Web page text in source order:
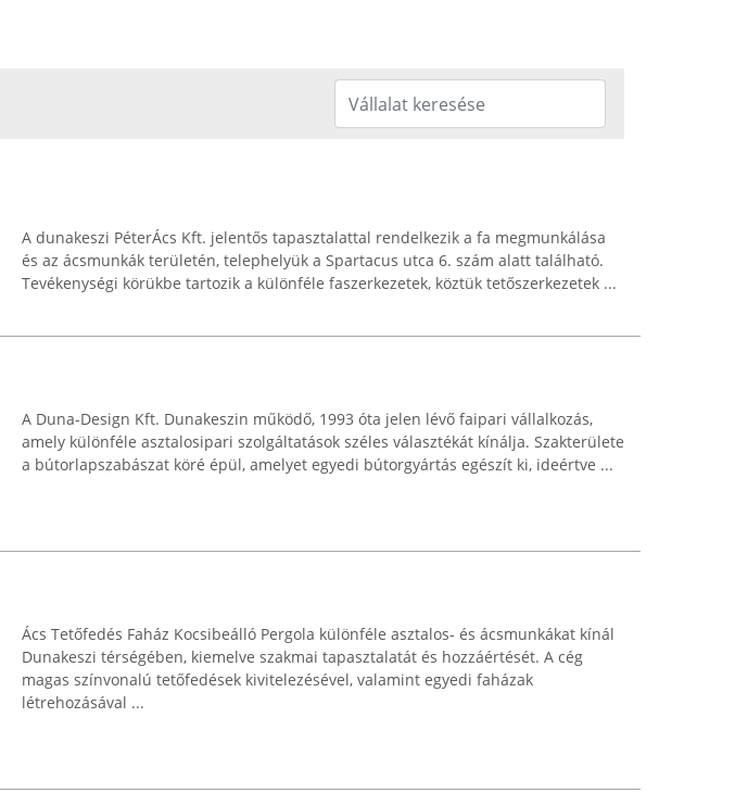
A dunakeszi PéterÁcs Kft. jelentős tapasztalattal rendelkezik a fa megmunkálása
és az ácsmunkák területén, telephelyük a Spartacus utca 6. szám alatt található.
Tevékenységi körükbe tartozik a különféle faszerkezetek, köztük tetőszerkezetek ...
A Duna-Design Kft. Dunakeszin működő, 1993 óta jelen lévő faipari vállalkozás,
amely különféle asztalosipari szolgáltatások széles választékát kínálja. Szakterülete
a bútorlapszabászat köré épül, amelyet egyedi bútorgyártás egészít ki, ideértve ...
Ács Tetőfedés Faház Kocsibeálló Pergola különféle asztalos- és ácsmunkákat kínál
Dunakeszi térségében, kiemelve szakmai tapasztalatát és hozzáértését. A cég
magas színvonalú tetőfedések kivitelezésével, valamint egyedi faházak
létrehozásával ...